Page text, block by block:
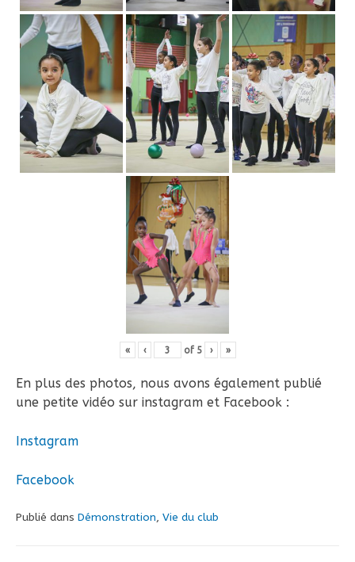
« ‹ of 5 › »
En plus des photos, nous avons également publié
une petite vidéo sur instagram et Facebook :
Instagram
Facebook
Publié dans Démonstration, Vie du club